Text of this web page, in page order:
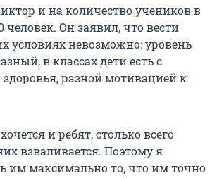
и на количество учеников в
человек. Он заявил, что вести
условиях невозможно: уровень
в классах дети есть с
разной мотивацией к
и ребят, столько всего
взваливается. Поэтому я
им максимально то, что им точно